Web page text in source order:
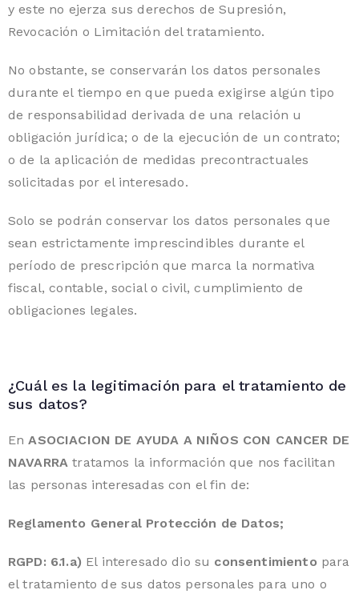
y este no ejerza sus derechos de Supresión,
Revocación o Limitación del tratamiento.
No obstante, se conservarán los datos personales
durante el tiempo en que pueda exigirse algún tipo
de responsabilidad derivada de una relación u
obligación jurídica; o de la ejecución de un contrato;
o de la aplicación de medidas precontractuales
solicitadas por el interesado.
Solo se podrán conservar los datos personales que
sean estrictamente imprescindibles durante el
período de prescripción que marca la normativa
fiscal, contable, social o civil, cumplimiento de
obligaciones legales.
¿Cuál es la legitimación para el tratamiento de
sus datos?
EnASOCIACION DE AYUDA A NIÑOS CON CANCER DE
NAVARRAtratamos la información que nos facilitan
las personas interesadas con el fin de:
Reglamento General Protección de Datos;
RGPD: 6.1.a) El interesado dio su consentimiento para
el tratamiento de sus datos personales para uno o